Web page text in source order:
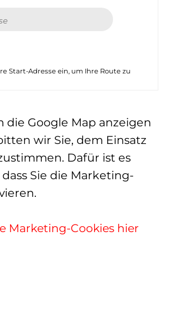
Start-Adresse ein, um Ihre Route zu
die Google Map anzeigen
wir Sie, dem Einsatz
Dafür ist es
Sie die Marketing-
Marketing-Cookies hier